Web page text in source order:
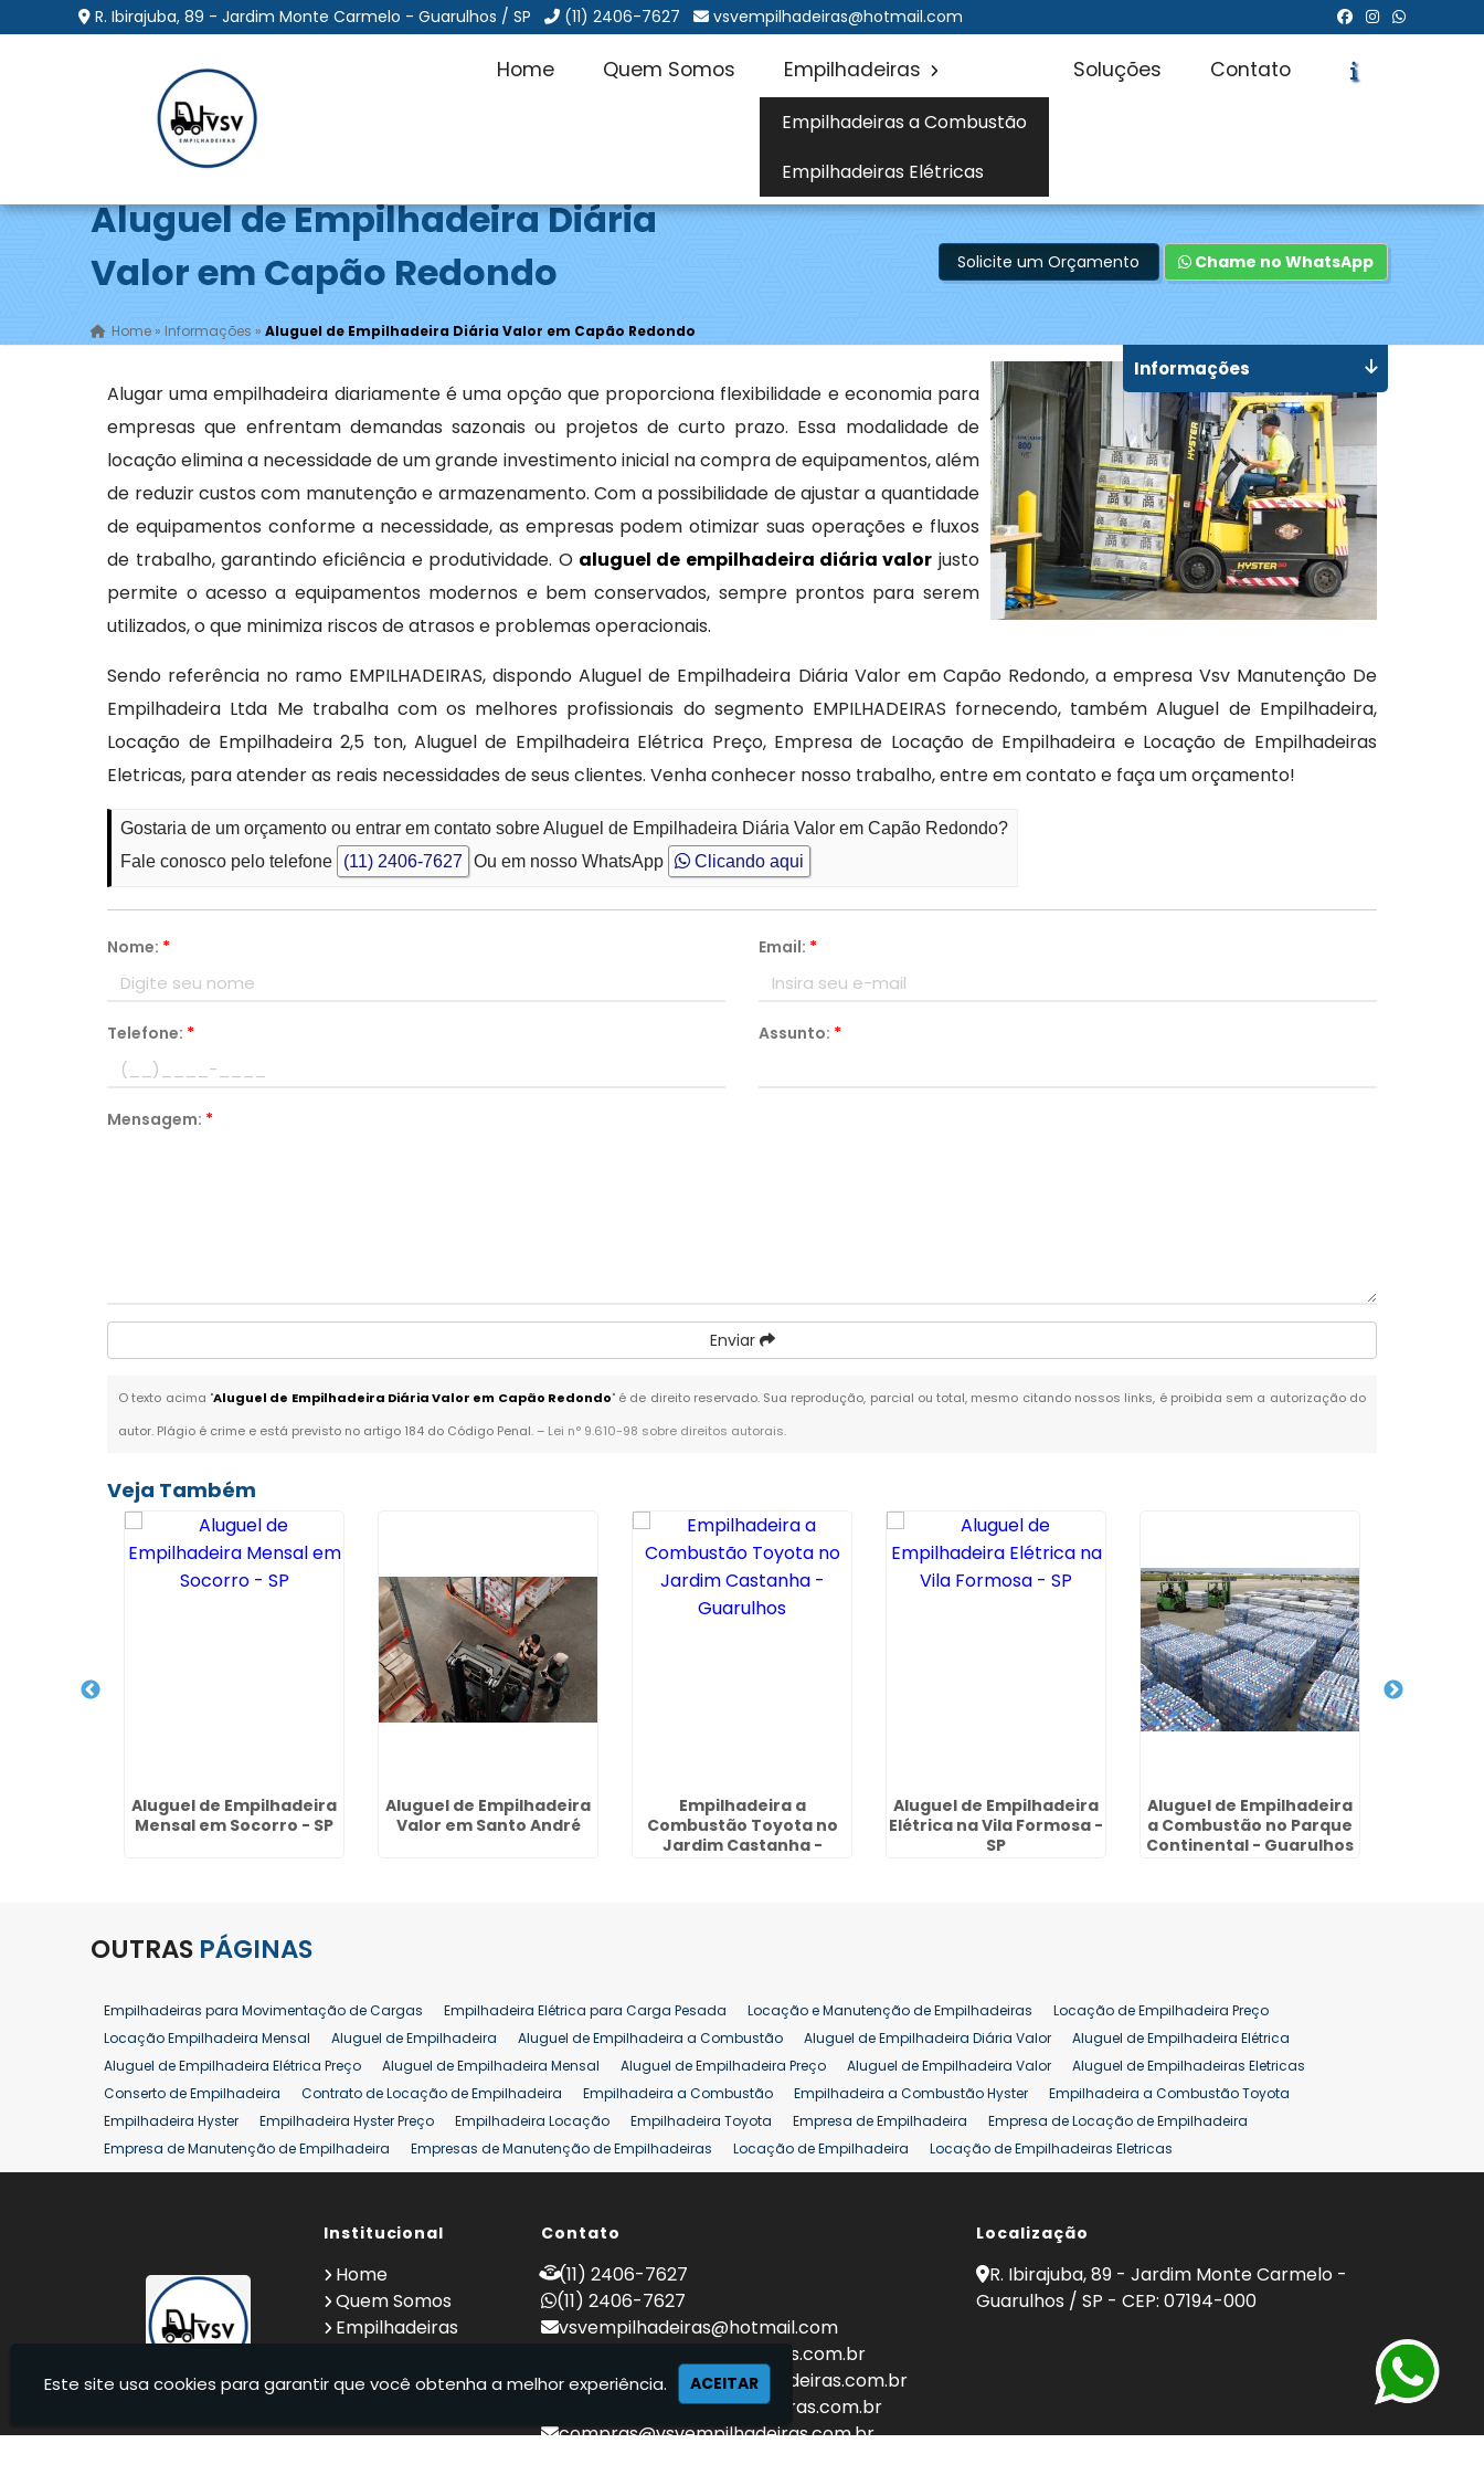
R. Ibirajuba, 89 - Jardim Monte Carmelo - Guarulhos / SP (11) 2406-7627 vsvempilhadeiras@hotmail.com
Home Quem Somos Empilhadeiras
Empilhadeiras a Combustão
Empilhadeiras Elétricas
Soluções Contato
Aluguel de Empilhadeira Diária
Valor em Capão Redondo
Home »Informações »Aluguel de Empilhadeira Diária Valor em Capão Redondo
Solicite um Orçamento Chame no WhatsApp
Alugar uma empilhadeira diariamente é uma opção que proporciona flexibilidade e economia para
empresas que enfrentam demandas sazonais ou projetos de curto prazo. Essa modalidade de
locação elimina a necessidade de um grande investimento inicial na compra de equipamentos, além
de reduzir custos com manutenção e armazenamento. Com a possibilidade de ajustar a quantidade
de equipamentos conforme a necessidade, as empresas podem otimizar suas operações e fluxos
de trabalho, garantindo eficiência e produtividade. O aluguel de empilhadeira diária valor justo
permite o acesso a equipamentos modernos e bem conservados, sempre prontos para serem
utilizados, o que minimiza riscos de atrasos e problemas operacionais.
Sendo referência no ramo EMPILHADEIRAS, dispondo Aluguel de Empilhadeira Diária Valor em Capão Redondo, a empresa Vsv Manutenção De
Empilhadeira Ltda Me trabalha com os melhores profissionais do segmento EMPILHADEIRAS fornecendo, também Aluguel de Empilhadeira,
Locação de Empilhadeira 2,5 ton, Aluguel de Empilhadeira Elétrica Preço, Empresa de Locação de Empilhadeira e Locação de Empilhadeiras
Eletricas, para atender as reais necessidades de seus clientes. Venha conhecer nosso trabalho, entre em contato e faça um orçamento!
Gostaria de um orçamento ou entrar em contato sobre Aluguel de Empilhadeira Diária Valor em Capão Redondo?
Fale conosco pelo telefone
(11) 2406-7627 Ou em nosso WhatsApp Clicando aqui
Nome: * Email: *
Telefone: * Assunto: *
Mensagem: *
Enviar
O texto acima "Aluguel de Empilhadeira Diária Valor em Capão Redondo" é de direito reservado. Sua reprodução, parcial ou total, mesmo citando nossos links, é proibida sem a autorização do
autor. Plágio é crime e está previsto no artigo 184 do Código Penal. – Lei n° 9.610-98 sobre direitos autorais.
Informações
Veja Também
Aluguel de Empilhadeira
Mensal em Socorro - SP
Aluguel de Empilhadeira
Valor em Santo André
Empilhadeira a
Combustão Toyota no
Jardim Castanha -
Aluguel de Empilhadeira
Elétrica na Vila Formosa -
SP
Aluguel de Empilhadeira
a Combustão no Parque
Continental - Guarulhos
OUTRAS PÁGINAS
Empilhadeiras para Movimentação de Cargas Empilhadeira Elétrica para Carga Pesada Locação e Manutenção de Empilhadeiras
Locação de Empilhadeira Preço
Locação Empilhadeira Mensal
Aluguel de Empilhadeira Aluguel de Empilhadeira a Combustão Aluguel de Empilhadeira Diária Valor
Aluguel de Empilhadeira Elétrica
Aluguel de Empilhadeira Elétrica Preço
Aluguel de Empilhadeira Mensal Aluguel de Empilhadeira Preço Aluguel de Empilhadeira Valor
Aluguel de Empilhadeiras Eletricas
Conserto de Empilhadeira
Contrato de Locação de Empilhadeira Empilhadeira a Combustão Empilhadeira a Combustão Hyster
Empilhadeira a Combustão Toyota
Empilhadeira Hyster
Empilhadeira Hyster Preço Empilhadeira Locação Empilhadeira Toyota Empresa de Empilhadeira
Empresa de Locação de Empilhadeira
Empresa de Manutenção de Empilhadeira
Empresas de Manutenção de Empilhadeiras Locação de Empilhadeira
Locação de Empilhadeiras Eletricas
Locação Empilhadeira Hyster
Locação Empilhadeira para Hipermercados Locação Empilhadeira para Mercados
Manutenção de Empilhadeiras
Comprar Empilhadeira Comprar Empilhadeira Elétrica Comprar Empilhadeira Hyster
Locação de Empilhadeira 25 ton
Comprar Empilhadeira 25 ton Empilhadeira a Combustão 25 ton Preço de Empilhadeira 25 ton Venda Empilhadeiras 25 ton
Institucional
Home
Quem Somos
Empilhadeiras
Informações
Contato
(11) 2406-7627
(11) 2406-7627
vsvempilhadeiras@hotmail.com
locacao@vsvempilhadeiras.com.br
manutencao@vsvempilhadeiras.com.br
financeiro@vsvempilhadeiras.com.br
compras@vsvempilhadeiras.com.br
Localização
R. Ibirajuba, 89 - Jardim Monte Carmelo -
Guarulhos / SP - CEP: 07194-000
Este site usa cookies para garantir que você obtenha a melhor experiência. ACEITAR